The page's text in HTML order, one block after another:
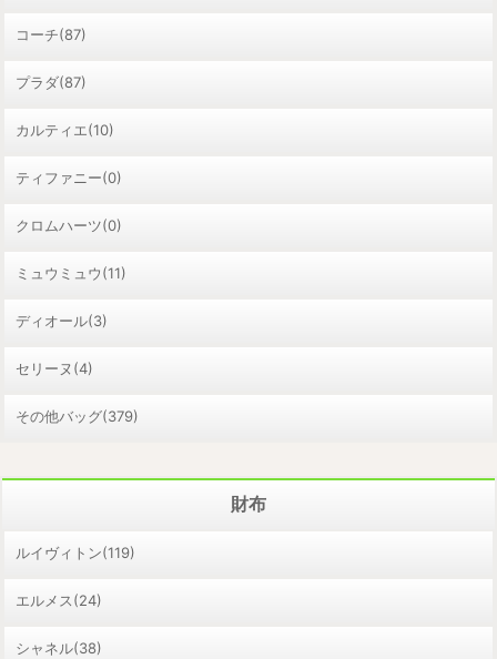
コーチ(87)
プラダ(87)
カルティエ(10)
ティファニー(0)
クロムハーツ(0)
ミュウミュウ(11)
ディオール(3)
セリーヌ(4)
その他バッグ(379)
財布
ルイヴィトン(119)
エルメス(24)
シャネル(38)